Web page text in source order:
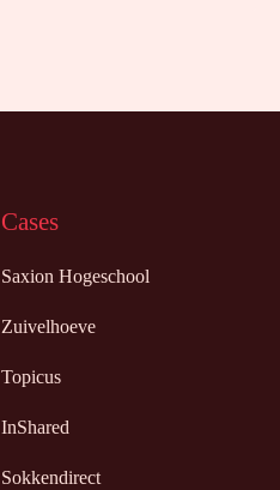
Cases
Saxion Hogeschool
Zuivelhoeve
Topicus
InShared
Sokkendirect